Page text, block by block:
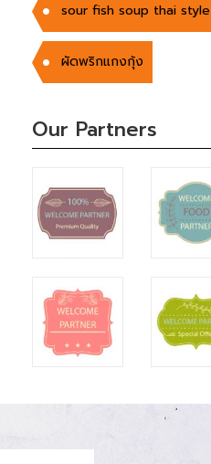
sour fish soup thai style
ผัดพริกแกงกุ้ง
Our Partners